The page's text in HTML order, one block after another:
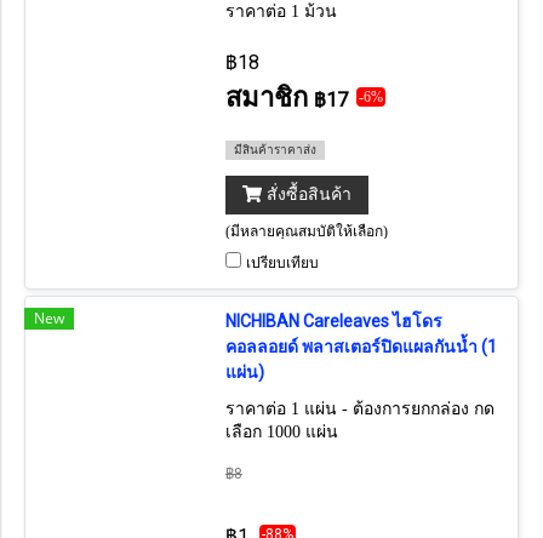
ราคาต่อ 1 ม้วน
฿18
สมาชิก ฿17 -6%
มีสินค้าราคาส่ง
สั่งซื้อสินค้า
(มีหลายคุณสมบัติให้เลือก)
เปรียบเทียบ
New
NICHIBAN Careleaves ไฮโดร
คอลลอยด์ พลาสเตอร์ปิดแผลกันน้ำ (1
แผ่น)
ราคาต่อ 1 แผ่น - ต้องการยกกล่อง กด
เลือก 1000 แผ่น
฿8
-88%